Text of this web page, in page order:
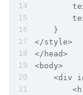
    }
</style>
</head>
<body>
<div